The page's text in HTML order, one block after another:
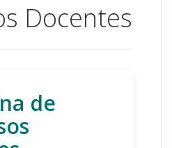
Docentes
de